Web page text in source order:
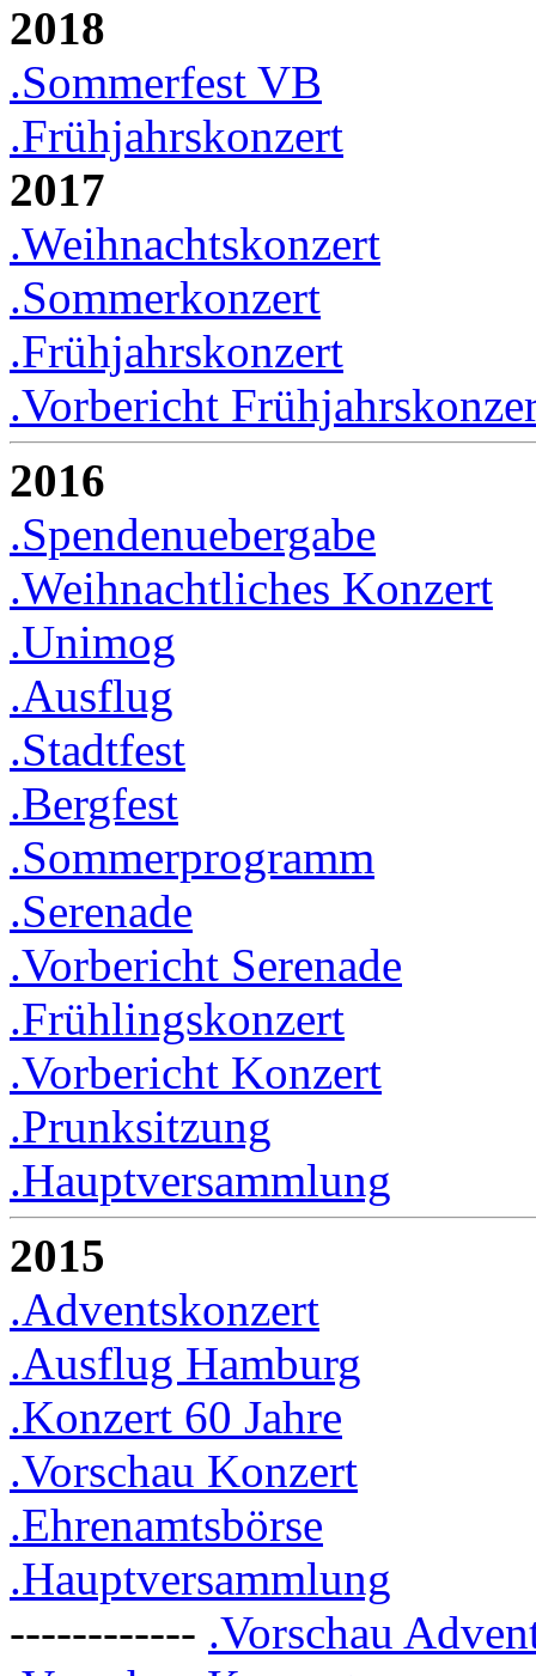
2018
.Sommerfest VB
.Frühjahrskonzert
2017
.Weihnachtskonzert
.Sommerkonzert
.Frühjahrskonzert
.Vorbericht
2016
.Spendenuebergabe
.Weihnachtliches Konzert
.Unimog
.Ausflug
.Stadtfest
.Bergfest
.Sommerprogramm
.Serenade
.Vorbericht Serenade
.Frühlingskonzert
.Vorbericht Konzert
.Prunksitzung
.Hauptversammlung
2015
.Adventskonzert
.Ausflug Hamburg
.Konzert 60 Jahre
.Vorschau Konzert
.Ehrenamtsbörse
.Hauptversammlung
------------ .Vorschau